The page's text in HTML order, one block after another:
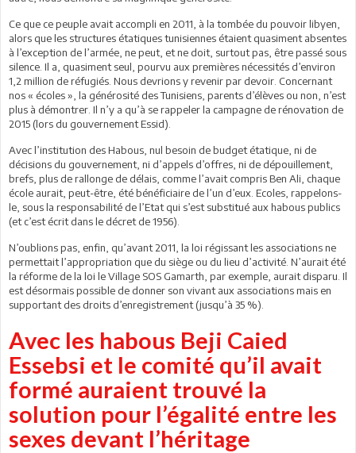
Ce que ce peuple avait accompli en 2011, à la tombée du pouvoir libyen,
alors que les structures étatiques tunisiennes étaient quasiment absentes
à l’exception de l’armée, ne peut, et ne doit, surtout pas, être passé sous
silence. Il a, quasiment seul, pourvu aux premières nécessités d’environ
1,2 million de réfugiés. Nous devrions y revenir par devoir. Concernant
nos « écoles », la générosité des Tunisiens, parents d’élèves ou non, n’est
plus à démontrer. Il n’y a qu’à se rappeler la campagne de rénovation de
2015 (lors du gouvernement Essid).
Avec l’institution des Habous, nul besoin de budget étatique, ni de
décisions du gouvernement, ni d’appels d’offres, ni de dépouillement,
brefs, plus de rallonge de délais, comme l’avait compris Ben Ali, chaque
école aurait, peut-être, été bénéficiaire de l’un d’eux. Ecoles, rappelons-
le, sous la responsabilité de l’Etat qui s’est substitué aux habous publics
(et c’est écrit dans le décret de 1956).
N’oublions pas, enfin, qu’avant 2011, la loi régissant les associations ne
permettait l’appropriation que du siège ou du lieu d’activité. N’aurait été
la réforme de la loi le Village SOS Gamarth, par exemple, aurait disparu. Il
est désormais possible de donner son vivant aux associations mais en
supportant des droits d’enregistrement (jusqu’à 35 %).
Avec les habous Beji Caied
Essebsi et le comité qu’il avait
formé auraient trouvé la
solution pour l’égalité entre les
sexes devant l’héritage